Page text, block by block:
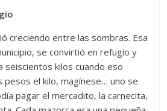
creciendo entre las sombras. Esa
se convirtió en refugio y
seiscientos kilos cuando eso
pesos el kilo, magínese… uno se
pagar el mercadito, la carnecita,